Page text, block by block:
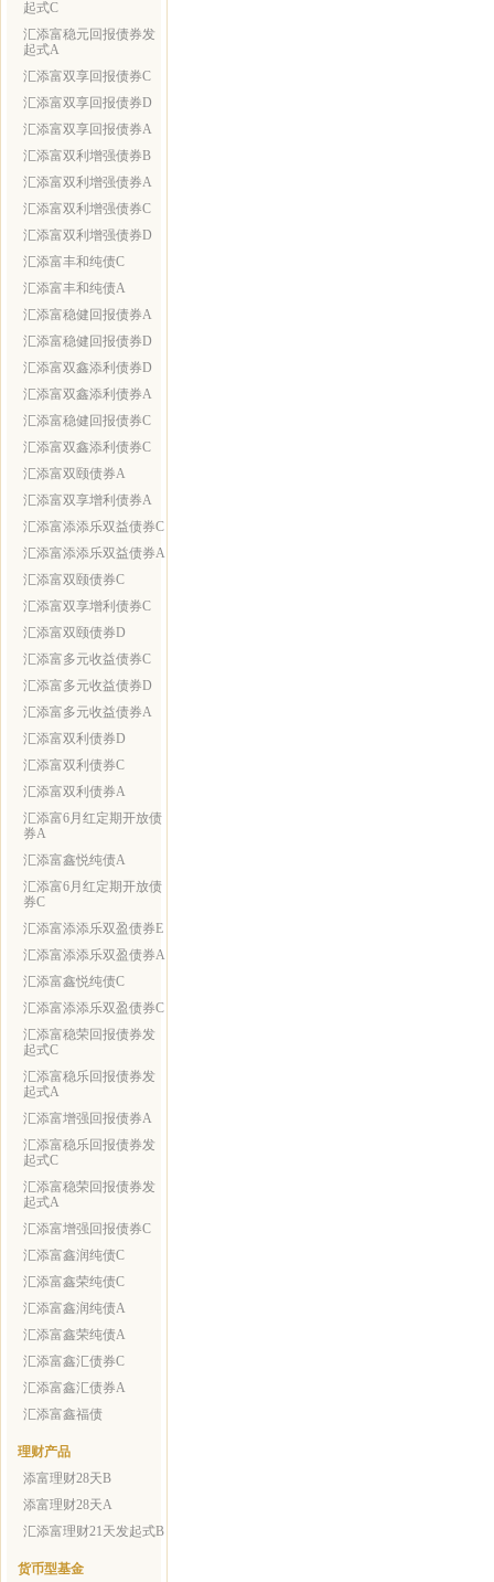
起式C
汇添富稳元回报债券发
起式A
汇添富双享回报债券C
汇添富双享回报债券D
汇添富双享回报债券A
汇添富双利增强债券B
汇添富双利增强债券A
汇添富双利增强债券C
汇添富双利增强债券D
汇添富丰和纯债C
汇添富丰和纯债A
汇添富稳健回报债券A
汇添富稳健回报债券D
汇添富双鑫添利债券D
汇添富双鑫添利债券A
汇添富稳健回报债券C
汇添富双鑫添利债券C
汇添富双颐债券A
汇添富双享增利债券A
汇添富添添乐双益债券C
汇添富添添乐双益债券A
汇添富双颐债券C
汇添富双享增利债券C
汇添富双颐债券D
汇添富多元收益债券C
汇添富多元收益债券D
汇添富多元收益债券A
汇添富双利债券D
汇添富双利债券C
汇添富双利债券A
汇添富6月红定期开放债
券A
汇添富鑫悦纯债A
汇添富6月红定期开放债
券C
汇添富添添乐双盈债券E
汇添富添添乐双盈债券A
汇添富鑫悦纯债C
汇添富添添乐双盈债券C
汇添富稳荣回报债券发
起式C
汇添富稳乐回报债券发
起式A
汇添富增强回报债券A
汇添富稳乐回报债券发
起式C
汇添富稳荣回报债券发
起式A
汇添富增强回报债券C
汇添富鑫润纯债C
汇添富鑫荣纯债C
汇添富鑫润纯债A
汇添富鑫荣纯债A
汇添富鑫汇债券C
汇添富鑫汇债券A
汇添富鑫福债
理财产品
添富理财28天B
添富理财28天A
汇添富理财21天发起式B
货币型基金